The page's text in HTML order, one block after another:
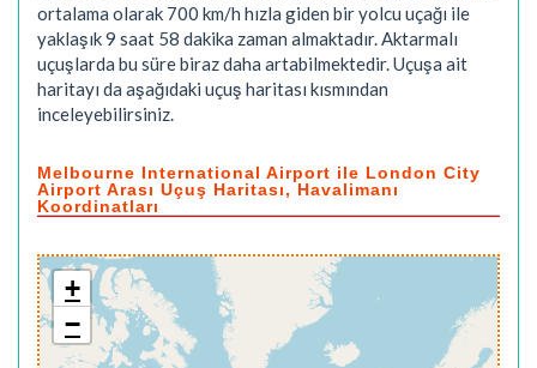
ortalama olarak 700 km/h hızla giden bir yolcu uçağı ile
yaklaşık9 saat 58 dakika zaman almaktadır. Aktarmalı
uçuşlarda bu süre biraz daha artabilmektedir. Uçuşa ait
haritayı da aşağıdaki uçuş haritası kısmından
inceleyebilirsiniz.
Melbourne International Airport ile London City
Airport Arası Uçuş Haritası, Havalimanı
Koordinatları
+
−